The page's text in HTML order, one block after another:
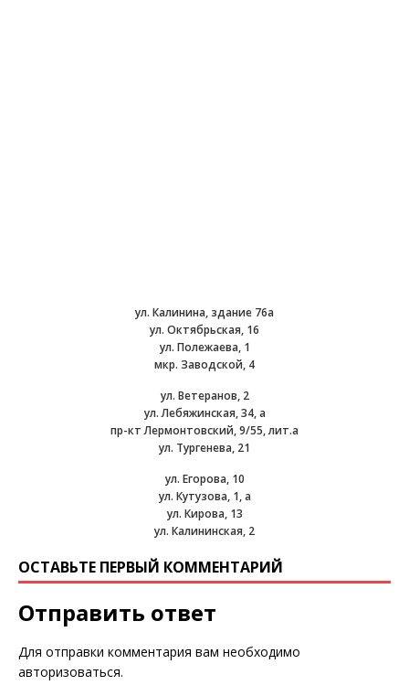
ул. Калинина, здание 76а
ул. Октябрьская, 16
ул. Полежаева, 1
мкр. Заводской, 4
ул. Ветеранов, 2
ул. Лебяжинская, 34, а
пр-кт Лермонтовский, 9/55, лит.а
ул. Тургенева, 21
ул. Егорова, 10
ул. Кутузова, 1, а
ул. Кирова, 13
ул. Калининская, 2
ОСТАВЬТЕ ПЕРВЫЙ КОММЕНТАРИЙ
Отправить ответ
Для отправки комментария вам необходимо
авторизоваться.